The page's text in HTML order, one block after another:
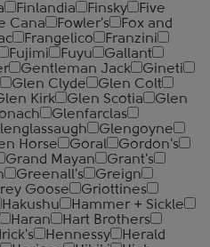
Finlandia Finsky
Five
Cana Fowler's
Fox and
Frangelico
Franzini
Fujimi Fuyu
Gallant
Gentleman Jack
Gineti
Glen Clyde
Glen Colt
Kirk Glen Scotia
Glen
Glenfarclas
Glengoyne
Horse Goral
Gordon's
Grand Mayan
Grant's
Greenall's
Greign
Goose
Griottines
Hakushu
Hammer + Sickle
Haran
Hart Brothers
Hennessy
Herald